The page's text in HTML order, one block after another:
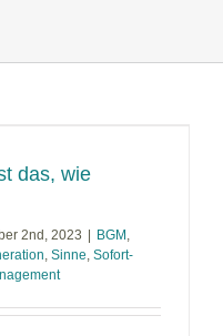
das, wie
2nd, 2023 BGM ,
, Sinne, Sofort-